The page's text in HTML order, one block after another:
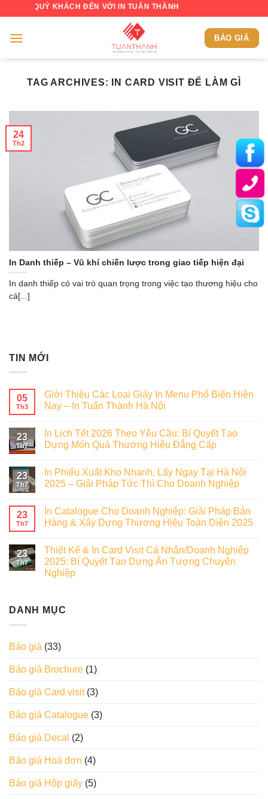
content
QUÝ KHÁCH ĐẾN VỚI IN TUẤN THÀNH
BÁO GIÁ
TAG ARCHIVES: IN CARD VISIT ĐỂ LÀM GÌ
In Danh thiếp – Vũ khí chiến lược trong giao tiếp hiện đại
In danh thiếp có vai trò quan trọng trong việc tạo thương hiệu cho
cá[...]
24
Th2
TIN MỚI
05
Th3
Giới Thiệu Các Loại Giấy In Menu Phổ Biến Hiện
Nay – In Tuấn Thành Hà Nội
23
Th7
In Lịch Tết 2026 Theo Yêu Cầu: Bí Quyết Tạo
Dựng Món Quà Thương Hiệu Đẳng Cấp
23
Th7
In Phiếu Xuất Kho Nhanh, Lấy Ngay Tại Hà Nội
2025 – Giải Pháp Tức Thì Cho Doanh Nghiệp
23
Th7
In Catalogue Cho Doanh Nghiệp: Giải Pháp Bán
Hàng & Xây Dựng Thương Hiệu Toàn Diện 2025
23
Th7
Thiết Kế & In Card Visit Cá Nhân/Doanh Nghiệp
2025: Bí Quyết Tạo Dựng Ấn Tượng Chuyên
Nghiệp
DANH MỤC
Báo giá (33)
Báo giá Brochure (1)
Báo giá Card visit(3)
Báo giá Catalogue (3)
Báo giá Decal (2)
Báo giá Hoá đơn (4)
Báo giá Hộp giấy (5)